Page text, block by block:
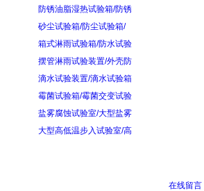
防锈油脂湿热试验箱/防锈
砂尘试验箱/防尘试验箱/
箱式淋雨试验箱/防水试验
摆管淋雨试验装置/外壳防
滴水试验装置/滴水试验箱
霉菌试验箱/霉菌交变试验
盐雾腐蚀试验室/大型盐雾
大型高低温步入试验室/高
在线留言|